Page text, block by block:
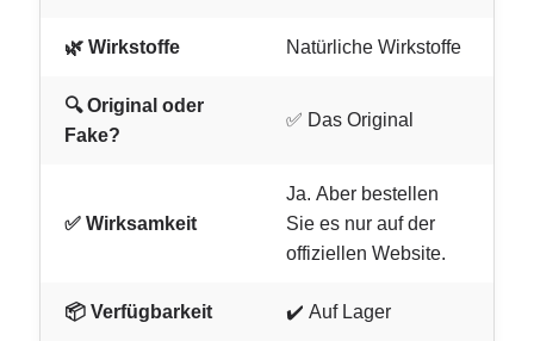
🌿 Wirkstoffe Natürliche Wirkstoffe
🔍 Original oder
Fake?
✅ Das Original
✅ Wirksamkeit
Ja. Aber bestellen
Sie es nur auf der
offiziellen Website.
📦 Verfügbarkeit ✔️ Auf Lager